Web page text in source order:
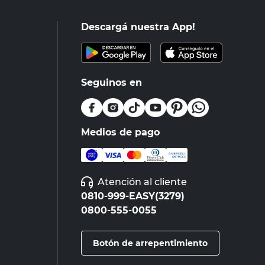
Descargá nuestra App!
Seguinos en
Medios de pago
Atención al cliente
0810-999-EASY(3279)
0800-555-0055
Botón de arrepentimiento